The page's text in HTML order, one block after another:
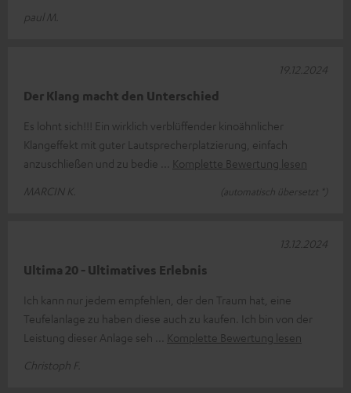
paul M.
Der Klang macht den Unterschied
Es lohnt sich!!! Ein wirklich verblüffender kinoähnlicher
Klangeffekt mit guter Lautsprecherplatzierung, einfach
anzuschließen und zu bedie
Komplette Bewertung lesen
MARCIN K.
(automatisch übersetzt *)
19.12.2024
Ultima 20 - Ultimatives Erlebnis
Ich kann nur jedem empfehlen, der den Traum hat, eine
Teufelanlage zu haben diese auch zu kaufen. Ich bin von der
Leistung dieser Anlage seh
Komplette Bewertung lesen
Christoph F.
13.12.2024